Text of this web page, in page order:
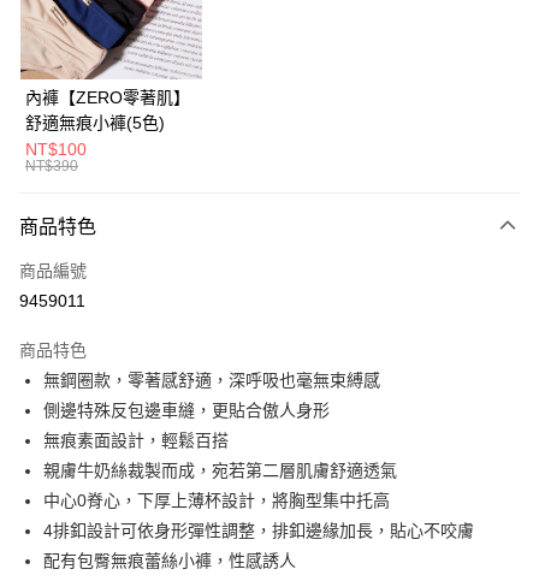
華南商業銀行
上海商業儲蓄銀行
國泰世華商業銀行
臺灣中小企業銀行
匯豐（台灣）商業銀行
聯邦商業銀行
元大商業銀行
台灣樂天信用卡公司
合作金庫商業銀行
華南商業銀行
上海商業儲蓄銀行
國泰世華商業銀行
臺灣中小企業銀行
匯豐（台灣）商業銀行
聯邦商業銀行
玉山商業銀行
台灣樂天信用卡公司
超商取貨付款
LINE Pay
Apple Pay
街口支付
相關說明
【大哥付你分期使用說明】
2.付款方式選擇「大哥付你分期」，訂單成立後會自動跳轉到大哥付的交易
流程，驗證手機門號後，選擇欲分期的期數、繳款截止日，確認付款後即完
成交易。
3.實際核准額度、可分期數及費用金額請依後續交易確認頁面所載為準。
4.訂單成立30分鐘內，如未前往確認交易或遇審核未通過，訂單將自動取
法說明評估內容。
【繳款方式說明】
1.分期款項不併入電信帳單，「大哥付你分期」於每月結算日後寄送繳費提
醒簡訊。
2.透過簡訊連結打開帳單後，可選擇「超商條碼／台灣大直營門市／銀行轉
相關說明
【關於「AFTEE先享後付」】
AFTEE先享後付是「在收到商品之後才付款」的支付方式。 讓您購物簡單
便利好安心！
１．簡單：不需註冊會員、不需綁卡、不需儲值。
２．便利：只要手機號碼，簡訊認證，即可結帳。
３．安心：先確認商品／服務後，再付款。
【「AFTEE先享後付」結帳流程】
１．於結帳方式選擇「AFTEE先享後付」後，將跳轉至「AFTEE先享後付」
Hami Point
相關說明
會員帳號後，即可在購物車使用 Hami Point 折抵消費金額 (1點等於1元)。
ATM付款
內褲【ZERO零著肌】
舒適無痕小褲(5色)
NT$100
NT$390
商品特色
商品編號
9459011
商品特色
無鋼圈款，零著感舒適，深呼吸也毫無束縛感
側邊特殊反包邊車縫，更貼合傲人身形
無痕素面設計，輕鬆百搭
親膚牛奶絲裁製而成，宛若第二層肌膚舒適透氣
中心0脊心，下厚上薄杯設計，將胸型集中托高
4排釦設計可依身形彈性調整，排釦邊緣加長，貼心不咬膚
配有包臀無痕蕾絲小褲，性感誘人